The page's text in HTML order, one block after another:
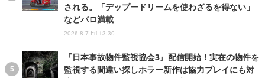
される。「デップードリームを使わざるを得ない」
などパロ満載
2026.8.7 Fri 13:30
『日本事故物件監視協会3』配信開始！実在の物件を
監視する間違い探しホラー新作は協力プレイにも対